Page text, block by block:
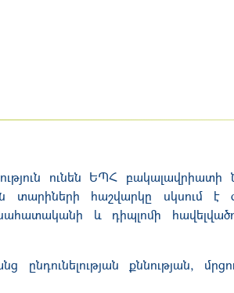
ունեն ԵՊՀ
տարիների հաշվարկը սկսում է
և դիպլոմի
ընդունելության քննության,